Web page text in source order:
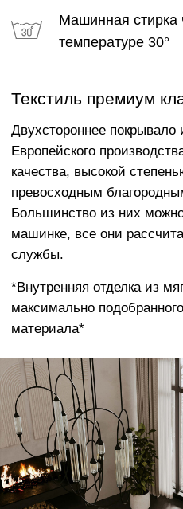
ПРИЯТНАЯ К ТЕЛУ И
Что касается ткани, взамен
неприятного и
мы предлагаем широкий
обивочных материалов
производства.
Наши материалы
реальной жизни - чехлы
менять, стирать в машине,
долговечным качеством и
мягкостью.